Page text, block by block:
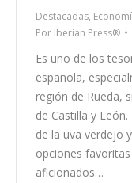
Destacadas,
Por Iberian Press®
Es uno de los
española,
región de Rueda,
de Castilla y
de la uva verdejo
opciones
aficionados…